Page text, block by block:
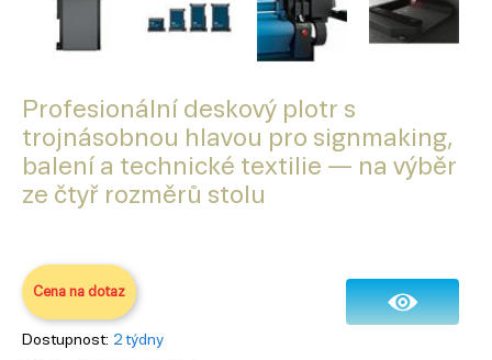
Profesionální deskový plotr s
trojnásobnou hlavou pro signmaking,
balení a technické textilie — na výběr
ze čtyř rozměrů stolu
Cena na dotaz
Dostupnost 2 týdny